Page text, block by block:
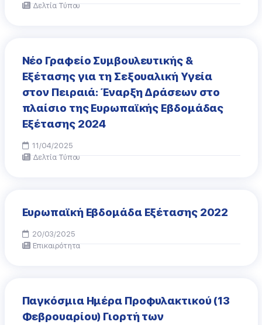
Δελτία Τύπου
Νέο Γραφείο Συμβουλευτικής &
Εξέτασης για τη Σεξουαλική Υγεία
στον Πειραιά: Έναρξη Δράσεων στο
πλαίσιο της Ευρωπαϊκής Εβδομάδας
Εξέτασης 2024
11/04/2025
Δελτία Τύπου
Ευρωπαϊκή Εβδομάδα Εξέτασης 2022
20/03/2025
Επικαιρότητα
Παγκόσμια Ημέρα Προφυλακτικού (13
Φεβρουαρίου) Γιορτή των